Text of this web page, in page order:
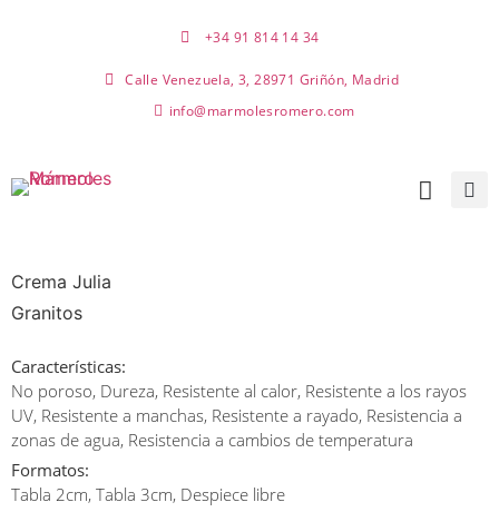
+34 91 814 14 34
Calle Venezuela, 3, 28971 Griñón, Madrid
info@marmolesromero.com
Crema Julia
Granitos
Características:
No poroso, Dureza, Resistente al calor, Resistente a los rayos
UV, Resistente a manchas, Resistente a rayado, Resistencia a
zonas de agua, Resistencia a cambios de temperatura
Formatos:
Tabla 2cm, Tabla 3cm, Despiece libre